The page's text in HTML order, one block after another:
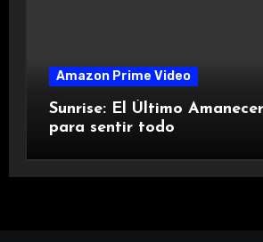
Amazon Prime Video
Sunrise: El Último
para sentir todo